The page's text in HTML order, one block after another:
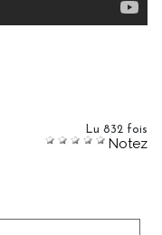
Lu 832 fois
Notez